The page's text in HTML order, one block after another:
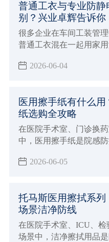
普通工衣与专业防
别？兴业卓辉告诉你
很多企业在车间工装管
普通工衣混在一起用家
效，甚至引发电子元件
2026-06-04
医用擦手纸有什么
纸选购全攻略
在医院手术室、门诊换
中，医用擦手纸是院感
护、患者日常健康防护的
2026-06-05
托马斯医用擦拭系
场景洁净防线
在医院手术室、ICU、
场景中，洁净擦拭用品